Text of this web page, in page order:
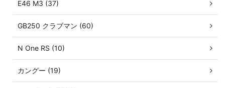
E46 M3 (37)
GB250 クラブマン (60)
N One RS (10)
カングー (19)